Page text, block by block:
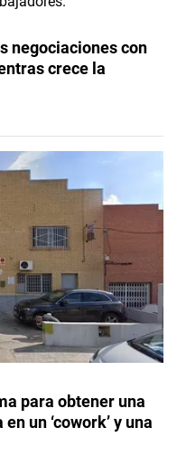
negociaciones con
crece la
para obtener una
un ‘cowork’ y una